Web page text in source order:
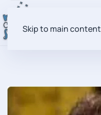
Skip to main content